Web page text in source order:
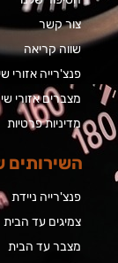
צור קשר
שווה קריאה
פנצ'רייה אזורי
מצברים אזורי
מדיניות פרטיות
השירותים
פנצ'רייה ניידת
צמיגים עד הבית
מצבר עד הבית​